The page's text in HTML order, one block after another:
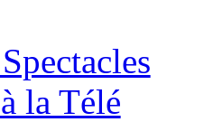
la Télé